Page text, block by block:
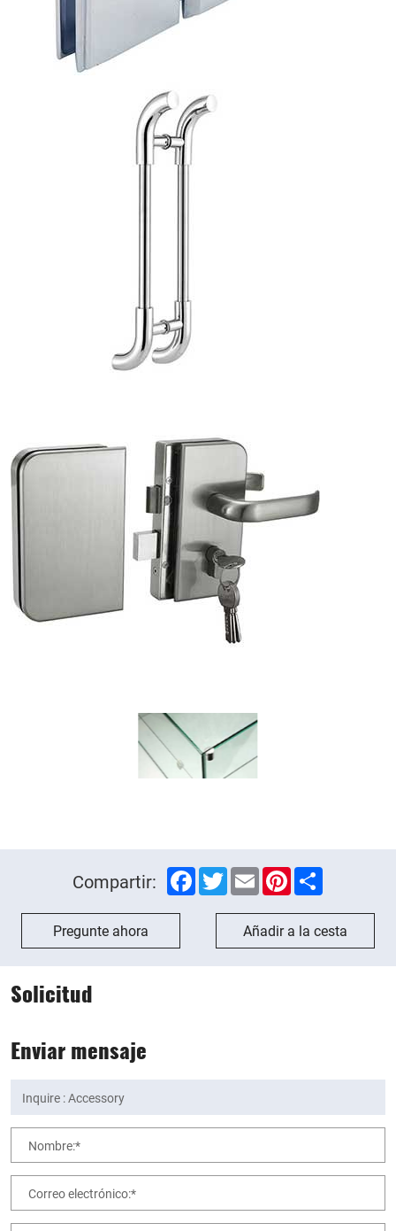
Compartir: Facebook
TwitterEmailPinterestShare
Pregunte ahora Añadir a la cesta
Solicitud
Enviar mensaje
Nombre:*
Correo electrónico:*